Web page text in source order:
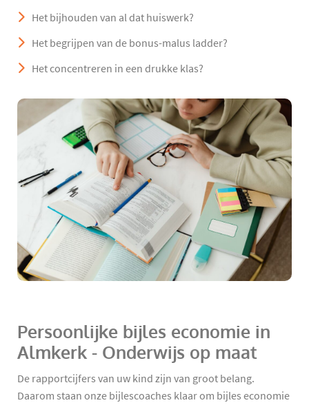
Het bijhouden van al dat huiswerk?
Het begrijpen van de bonus-malus ladder?
Het concentreren in een drukke klas?
Persoonlijke bijles economie in
Almkerk - Onderwijs op maat
De rapportcijfers van uw kind zijn van groot belang.
Daarom staan onze bijlescoaches klaar om bijles economie